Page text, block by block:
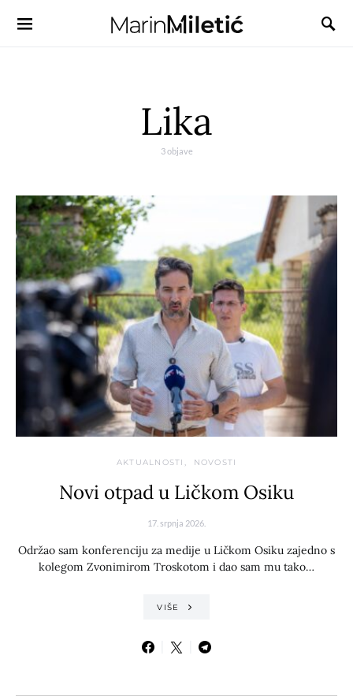
Lika
3 objave
AKTUALNOSTI NOVOSTI
Novi otpad u Ličkom Osiku
17. srpnja 2026.
Održao sam konferenciju za medije u Ličkom Osiku zajedno s
kolegom Zvonimirom Troskotom i dao sam mu tako…
VIŠE